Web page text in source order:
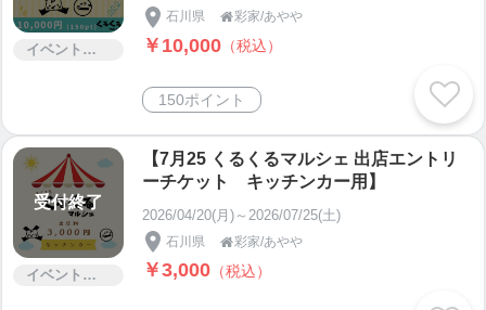
イベント・セミナー・交流会
石川県 彩家/あやや
￥10,000 （税込）
150ポイント
受付終了
イベント・セミナー・交流会
【7月25 くるくるマルシェ 出店エントリ
ーチケット キッチンカー用】
2026/04/20(月)～2026/07/25(土)
石川県 彩家/あやや
￥3,000 （税込）